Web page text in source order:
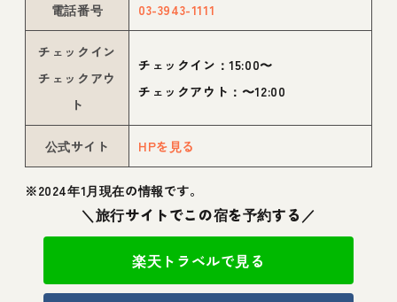
電話番号 03-3943-1111
チェックイン
チェックアウ
ト
チェックイン：15:00〜
チェックアウト：〜12:00
公式サイト HPを見る
※2024年1月現在の情報です。
＼旅行サイトでこの宿を予約する／
楽天トラベルで見る